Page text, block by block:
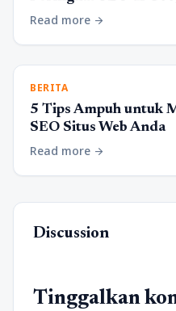
Read more arrow_forward
BERITA
5 Tips Ampuh untuk
SEO Situs Web Anda
Read more arrow_forward
Discussion
Tinggalkan